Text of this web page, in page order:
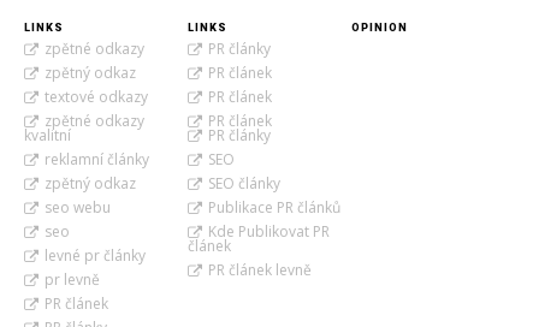
LINKS
zpětné odkazy
zpětný odkaz
textové odkazy
zpětné odkazy
kvalitní
reklamní články
zpětný odkaz
seo webu
seo
levné pr články
pr levně
PR článek
LINKS
PR články
PR článek
PR článek
PR článek
PR články
SEO
SEO články
Publikace PR článků
Kde Publikovat PR
článek
PR článek levně
OPINION